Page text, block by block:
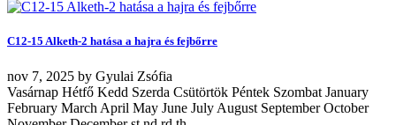
C12-15 Alketh-2 hatása a hajra és fejbőrre
nov 7, 2025 by Gyulai Zsófia
Vasárnap Hétfő Kedd Szerda Csütörtök Péntek Szombat January
February March April May June July August September October